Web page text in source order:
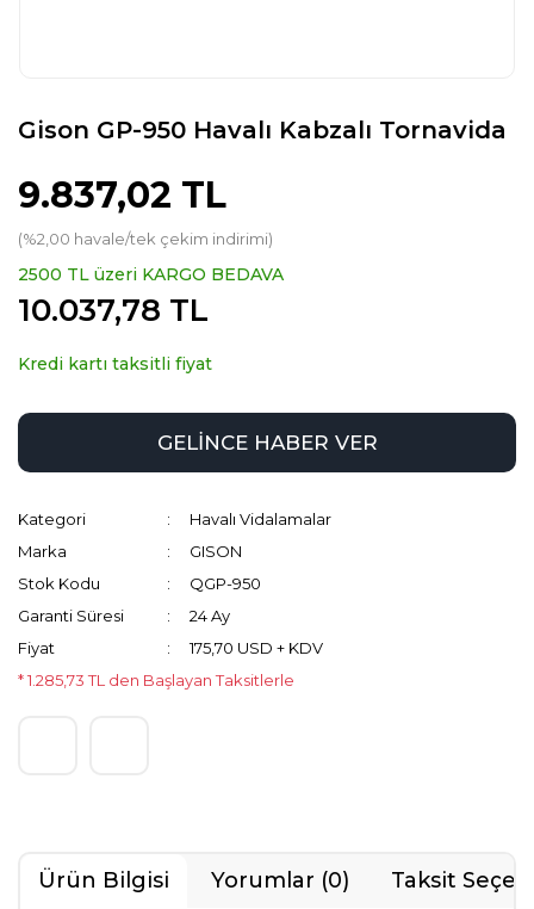
Gison GP-950 Havalı Kabzalı Tornavida
9.837,02 TL
(%2,00 havale/tek çekim indirimi)
2500 TL üzeri KARGO BEDAVA
10.037,78 TL
Kredi kartı taksitli fiyat
GELİNCE HABER VER
Kategori
Havalı Vidalamalar
Marka
GISON
Stok Kodu
QGP-950
Garanti Süresi
24 Ay
Fiyat
175,70 USD + KDV
* 1.285,73 TL den Başlayan Taksitlerle
Ürün Bilgisi Yorumlar (0) Taksit